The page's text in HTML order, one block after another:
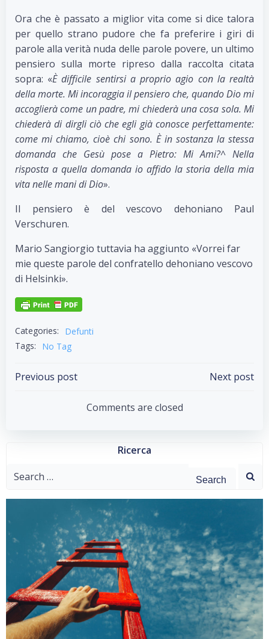
Ora che è passato a miglior vita come si dice talora
per quello strano pudore che fa preferire i giri di
parole alla verità nuda delle parole povere, un ultimo
pensiero sulla morte ripreso dalla raccolta citata
sopra: «È difficile sentirsi a proprio agio con la realtà
della morte. Mi incoraggia il pensiero che, quando Dio mi
accoglierà come un padre, mi chiederà una cosa sola. Mi
chiederà di dirgli ciò che egli già conosce perfettamente:
come mi chiamo, cioè chi sono. È in sostanza la stessa
domanda che Gesù pose a Pietro: Mi Ami?^ Nella
risposta a quella domanda io affido la storia della mia
vita nelle mani di Dio».
Il pensiero è del vescovo dehoniano Paul
Verschuren.
Mario Sangiorgio tuttavia ha aggiunto «Vorrei far
mie queste parole del confratello dehoniano vescovo
di Helsinki».
Categories:
Defunti
Tags:
No Tag
Post
navigation
Previous post
navigation
Next post
Comments are closed
Ricerca
Search